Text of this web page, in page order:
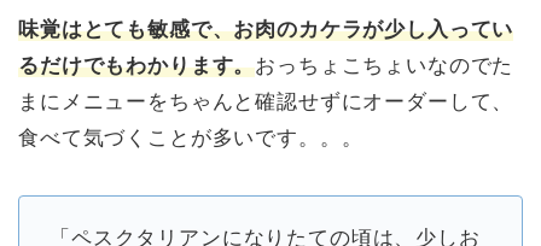
味覚はとても敏感で、お肉のカケラが少し入ってい
るだけでもわかります。おっちょこちょいなのでた
まにメニューをちゃんと確認せずにオーダーして、
食べて気づくことが多いです。。。
「ペスクタリアンになりたての頃は、少しお